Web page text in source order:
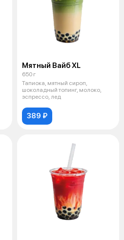
Мятный Вайб XL
650 г
Тапиока, мятный сироп,
шоколадный топинг, молоко,
эспрессо, лед
389 ₽